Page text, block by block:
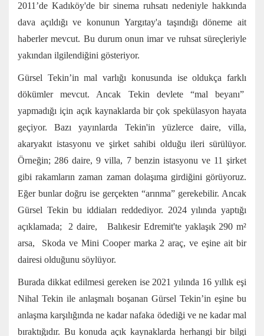
2011’de Kadıköy'de bir sinema ruhsatı nedeniyle hakkında
dava açıldığı ve konunun Yargıtay'a taşındığı döneme ait
haberler mevcut. Bu durum onun imar ve ruhsat süreçleriyle
yakından ilgilendiğini gösteriyor.
Gürsel Tekin’in mal varlığı konusunda ise oldukça farklı
dökümler mevcut. Ancak Tekin devlete “mal beyanı”
yapmadığı için açık kaynaklarda bir çok spekülasyon hayata
geçiyor. Bazı yayınlarda Tekin'in yüzlerce daire, villa,
akaryakıt istasyonu ve şirket sahibi olduğu ileri sürülüyor.
Örneğin; 286 daire, 9 villa, 7 benzin istasyonu ve 11 şirket
gibi rakamların zaman zaman dolaşıma girdiğini görüyoruz.
Eğer bunlar doğru ise gerçekten “arınma” gerekebilir. Ancak
Gürsel Tekin bu iddiaları reddediyor. 2024 yılında yaptığı
açıklamada; 2 daire, Balıkesir Edremit'te yaklaşık 290 m²
arsa, Skoda ve Mini Cooper marka 2 araç, ve eşine ait bir
dairesi olduğunu söylüyor.
Burada dikkat edilmesi gereken ise 2021 yılında 16 yıllık eşi
Nihal Tekin ile anlaşmalı boşanan Gürsel Tekin’in eşine bu
anlaşma karşılığında ne kadar nafaka ödediği ve ne kadar mal
bıraktığıdır. Bu konuda açık kaynaklarda herhangi bir bilgi